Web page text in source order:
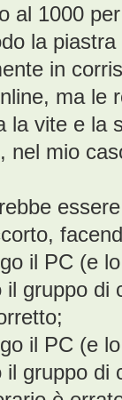
al 1000
la
in
ma le
la vite e la
nel mio
il PC (e
il gruppo di
il PC (e
il gruppo di